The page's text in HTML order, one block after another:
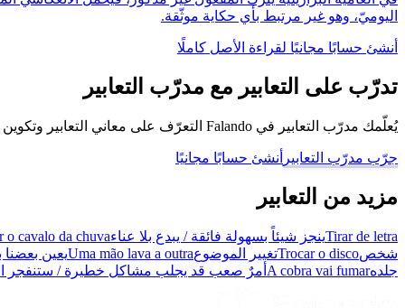
اليوميّ، وهو غير مرتبط بأي حكاية موثّقة.
أنشئ حسابًا مجانيًا لقراءة الأصل كاملًا
تدرّب على التعابير مع مدرّب التعابير
يُعلّمك مدرّب التعابير في Falando التعرّف على معاني التعابير وتكوين جُمل باستخدامها، كي تتحدّث كبرازيلي.
جرّب مدرّب التعابير أنشئ حسابًا مجانيًا
مزيد من التعابير
Tirar de letraينجز شيئاً بسهولة فائقة / يبدع بلا عناءo cavalo da chuva
شخصTrocar o discoتغيير الموضوعUma mão lava a outraيعين
جلدهA cobra vai fumar أمرٌ صعب قد يجلب مشاكل خطيرة / ستنفجر